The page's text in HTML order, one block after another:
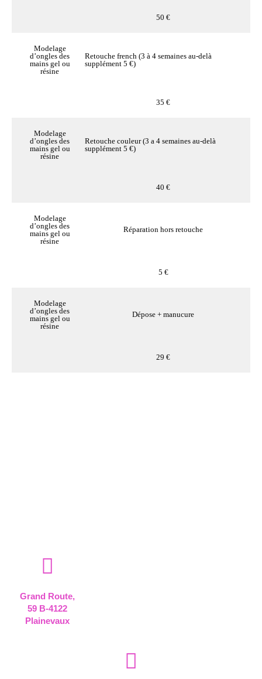
50 €
Modelage
d’ongles des
mains gel ou
résine
Retouche french (3 à 4 semaines au-delà
supplément 5 €)
35 €
Modelage
d’ongles des
mains gel ou
résine
Retouche couleur (3 a 4 semaines au-delà
supplément 5 €)
40 €
Modelage
d’ongles des
mains gel ou
résine
Réparation hors retouche
5 €
Modelage
d’ongles des
mains gel ou
résine
Dépose + manucure
29 €
Grand Route,
59 B-4122
Plainevaux